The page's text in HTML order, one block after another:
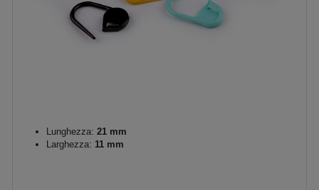
Lunghezza: 21 mm
Larghezza: 11 mm